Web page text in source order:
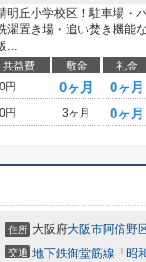
明丘小学校区！駐車場・
濯置き場・追い焚き機能
...
共益費 敷金 礼金
円 0ヶ月 0ヶ月
円 3ヶ月 0ヶ月
住所 大阪府大阪市阿倍野
交通 地下鉄御堂筋線 「 昭